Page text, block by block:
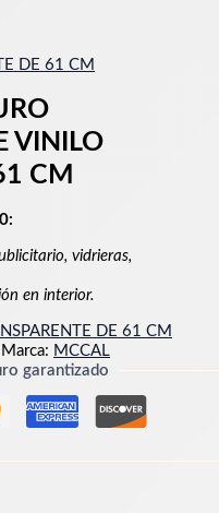
DE 61 CM
VINILO
CM
vidrieras,
en interior.
DE 61 CM
Marca: MCCAL
garantizado